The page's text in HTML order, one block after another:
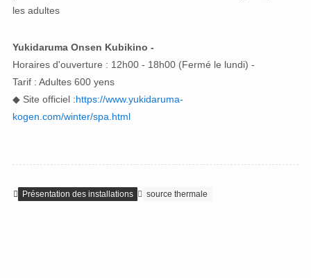
les adultes
Yukidaruma Onsen Kubikino -
Horaires d'ouverture : 12h00 - 18h00 (Fermé le lundi) -
Tarif : Adultes 600 yens
◆ Site officiel :https://www.yukidaruma-
kogen.com/winter/spa.html
Présentation des installations source thermale